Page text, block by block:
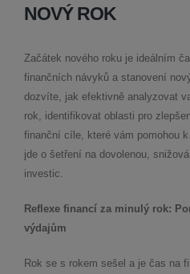
NOVÝ ROK
Začátek nového roku je ideálním
finančních návyků a stanovení
dozvíte, jak efektivně analyzovat
rok, identifikovat oblasti pro
finanční cíle, které vám pomohou
jde o šetření na dovolenou,
investic.
Reflexe financí za minulý rok:
výdajům
Rok se s rokem sešel a je čas na